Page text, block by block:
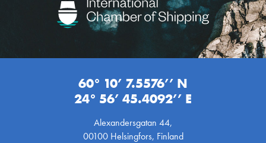
60° 10’ 7.5576’’ N
24° 56’ 45.4092’’ E
Alexandersgatan 44,
00100 Helsingfors, Finland